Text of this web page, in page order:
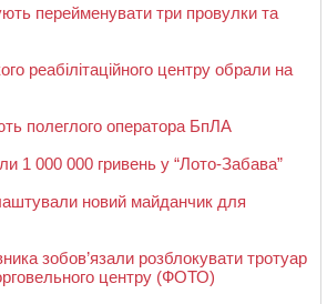
перейменувати три провулки та
реабілітаційного центру обрали на
полеглого оператора БпЛА
1 000 000 гривень у “Лото-Забава”
новий майданчик для
зобов’язали розблокувати тротуар
центру (ФОТО)